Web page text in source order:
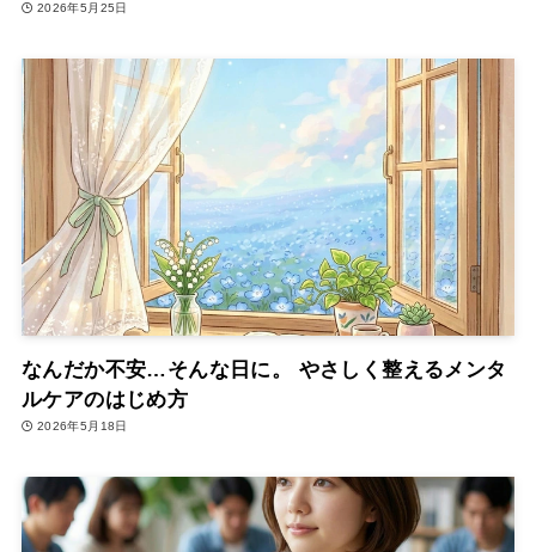
2026年5月25日
なんだか不安…そんな日に。 やさしく整えるメンタ
ルケアのはじめ方
2026年5月18日